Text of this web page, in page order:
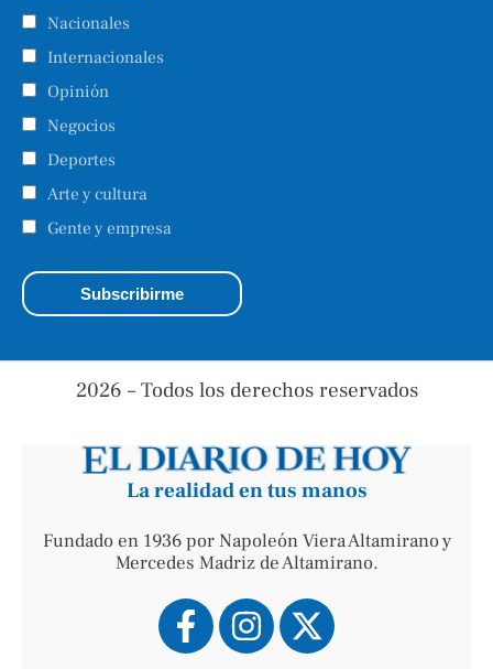
Nacionales
Internacionales
Opinión
Negocios
Deportes
Arte y cultura
Gente y empresa
2026 – Todos los derechos reservados
La realidad en tus manos
Fundado en 1936 por Napoleón Viera Altamirano y
Mercedes Madriz de Altamirano.